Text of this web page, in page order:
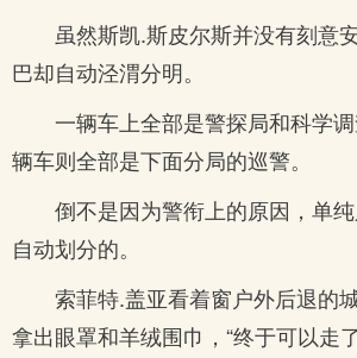
虽然斯凯.斯皮尔斯并没有刻意
巴却自动泾渭分明。
一辆车上全部是警探局和科学
辆车则全部是下面分局的巡警。
倒不是因为警衔上的原因，单
自动划分的。
索菲特.盖亚看着窗户外后退的
拿出眼罩和羊绒围巾，“终于可以走